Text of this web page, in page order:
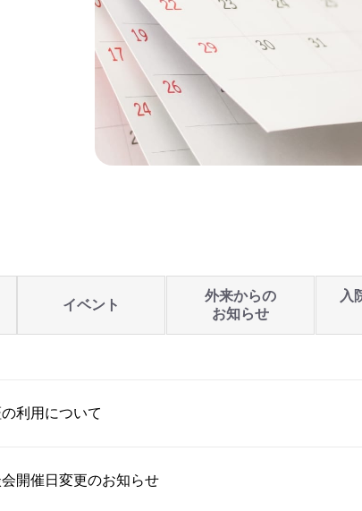
イベント
外来からの
お知らせ
入
利用について
開催日変更のお知らせ